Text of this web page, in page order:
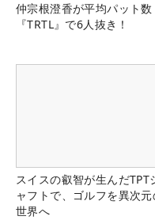
仲宗根澄香が平均パット数
『TRTL』で6人抜き！
スイスの叡智が生んだTPT
ャフトで、ゴルフを異次元
世界へ